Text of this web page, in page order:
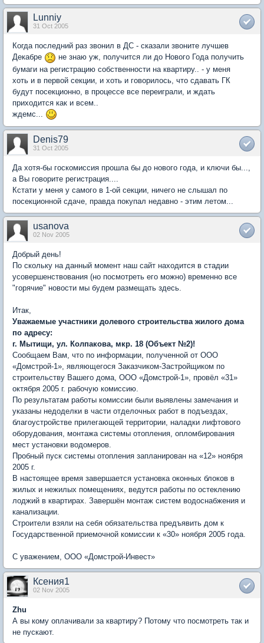
Lunniy
31 Oct 2005
Когда последний раз звонил в ДС - сказали звоните лучшев
Декабре
не знаю уж, получится ли до Нового Года получить
бумаги на регистрацию собственности на квартиру.. - у меня
хоть и в первой секции, и хоть и говорилось, что сдавать ГК
будут посекционно, в процессе все переиграли, и ждать
приходится как и всем..
ждемс...
Denis79
31 Oct 2005
Да хотя-бы госкомиссия прошла бы до нового года, и ключи бы...,
а Вы говорите регистрация....
Кстати у меня у самого в 1-ой секции, ничего не слышал по
посекционной сдаче, правда покупал недавно - этим летом...
usanova
02 Nov 2005
Добрый день!
По скольку на данный момент наш сайт находится в стадии
усовершенствования (но посмотреть его можно) временно все
"горячие" новости мы будем размещать здесь.
Итак,
Уважаемые участники долевого строительства жилого дома
по адресу:
г. Мытищи, ул. Колпакова, мкр. 18 (Объект №2)!
Сообщаем Вам, что по информации, полученной от ООО
«Домстрой-1», являющегося Заказчиком-Застройщиком по
строительству Вашего дома, ООО «Домстрой-1», провёл «31»
октября 2005 г. рабочую комиссию.
По результатам работы комиссии были выявлены замечания и
указаны недоделки в части отделочных работ в подъездах,
благоустройстве прилегающей территории, наладки лифтового
оборудования, монтажа системы отопления, опломбирования
мест установки водомеров.
Пробный пуск системы отопления запланирован на «12» ноября
2005 г.
В настоящее время завершается установка оконных блоков в
жилых и нежилых помещениях, ведутся работы по остеклению
лоджий в квартирах. Завершён монтаж систем водоснабжения и
канализации.
Строители взяли на себя обязательства предъявить дом к
Государственной приемочной комиссии к «30» ноября 2005 года.
С уважением, ООО «Домстрой-Инвест»
Ксения1
02 Nov 2005
Zhu
А вы кому оплачивали за квартиру? Потому что посмотреть так и
не пускают.